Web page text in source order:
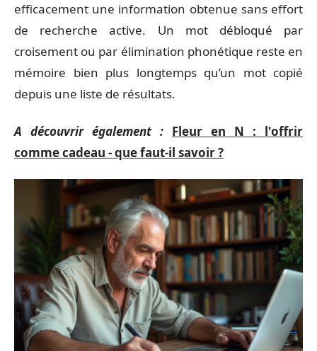
efficacement une information obtenue sans effort
de recherche active. Un mot débloqué par
croisement ou par élimination phonétique reste en
mémoire bien plus longtemps qu’un mot copié
depuis une liste de résultats.
A découvrir également : Fleur en N : l'offrir
comme cadeau - que faut-il savoir ?